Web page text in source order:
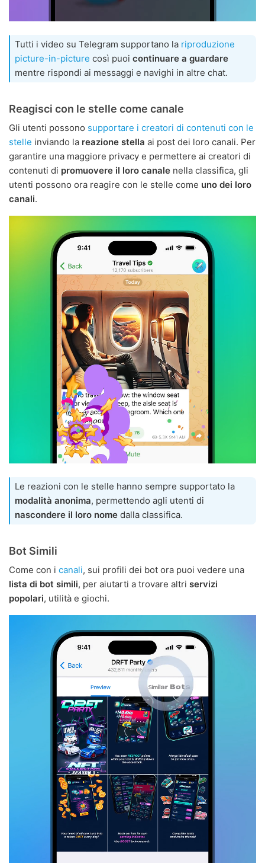
Tutti i video su Telegram supportano la riproduzione
picture-in-picture così puoi continuare a guardare
mentre rispondi ai messaggi e navighi in altre chat.
Reagisci con le stelle come canale
Gli utenti possono supportare i creatori di contenuti con le
stelle inviando la reazione stella ai post dei loro canali. Per
garantire una maggiore privacy e permettere ai creatori di
contenuti di promuovere il loro canale nella classifica, gli
utenti possono ora reagire con le stelle come uno dei loro
canali.
Le reazioni con le stelle hanno sempre supportato la
modalità anonima, permettendo agli utenti di
nascondere il loro nome dalla classifica.
Bot Simili
Come con i canali, sui profili dei bot ora puoi vedere una
lista di bot simili, per aiutarti a trovare altri servizi
popolari, utilità e giochi.